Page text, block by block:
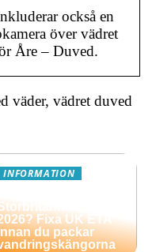
också en
över vädret
Åre – Duved.
väder, vädret duved
INFORMATION
Fixa UK ETA
du packar